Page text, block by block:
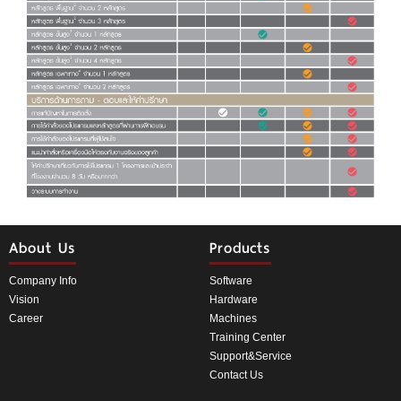
About Us
Company Info
Vision
Career
Products
Software
Hardware
Machines
Training Center
Support&Service
Contact Us